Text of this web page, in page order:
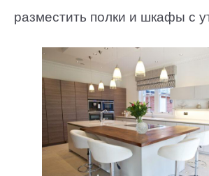
разместить полки и шкафы с